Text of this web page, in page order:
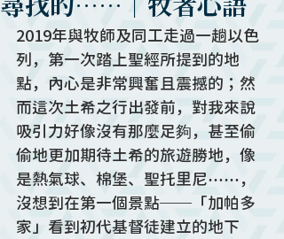
尋找的……｜牧者心語
2019年與牧師及同工走過一趟以色
列，第一次踏上聖經所提到的地
點，內心是非常興奮且震撼的；然
而這次土希之行出發前，對我來說
吸引力好像沒有那麼足夠，甚至偷
偷地更加期待土希的旅遊勝地，像
是熱氣球、棉堡、聖托里尼⋯⋯，
沒想到在第一個景點──「加帕多
家」看到初代基督徒建立的地下